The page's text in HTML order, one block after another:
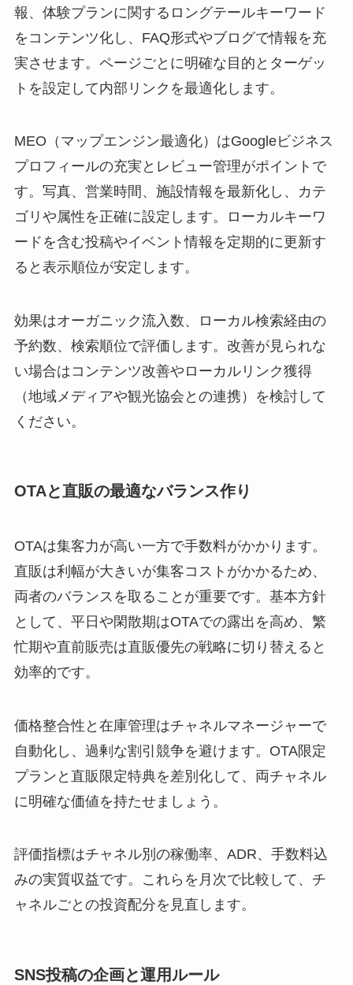
報、体験プランに関するロングテールキーワード
をコンテンツ化し、FAQ形式やブログで情報を充
実させます。ページごとに明確な目的とターゲッ
トを設定して内部リンクを最適化します。
MEO（マップエンジン最適化）はGoogleビジネス
プロフィールの充実とレビュー管理がポイントで
す。写真、営業時間、施設情報を最新化し、カテ
ゴリや属性を正確に設定します。ローカルキーワ
ードを含む投稿やイベント情報を定期的に更新す
ると表示順位が安定します。
効果はオーガニック流入数、ローカル検索経由の
予約数、検索順位で評価します。改善が見られな
い場合はコンテンツ改善やローカルリンク獲得
（地域メディアや観光協会との連携）を検討して
ください。
OTAと直販の最適なバランス作り
OTAは集客力が高い一方で手数料がかかります。
直販は利幅が大きいが集客コストがかかるため、
両者のバランスを取ることが重要です。基本方針
として、平日や閑散期はOTAでの露出を高め、繁
忙期や直前販売は直販優先の戦略に切り替えると
効率的です。
価格整合性と在庫管理はチャネルマネージャーで
自動化し、過剰な割引競争を避けます。OTA限定
プランと直販限定特典を差別化して、両チャネル
に明確な価値を持たせましょう。
評価指標はチャネル別の稼働率、ADR、手数料込
みの実質収益です。これらを月次で比較して、チ
ャネルごとの投資配分を見直します。
SNS投稿の企画と運用ルール